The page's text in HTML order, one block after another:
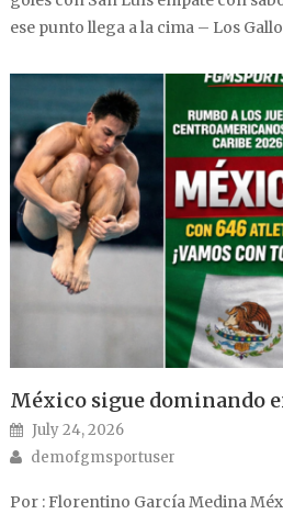
ese punto llega a la cima – Los
México sigue dominando
Posted on
July 24, 2026
Author
demofgmsportuser
Por : Florentino García Medina